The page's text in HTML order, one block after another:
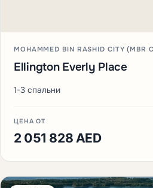
MOHAMMED BIN RASHID CITY (MBR
Ellington Everly Place
1-3 спальни
ЦЕНА ОТ
2 051 828 AED